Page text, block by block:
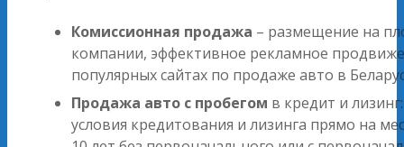
Комиссионная продажа – размещение на
компании, эффективное рекламное
популярных сайтах по продаже авто в
Продажа авто с пробегом в кредит и
условия кредитования и лизинга прямо на